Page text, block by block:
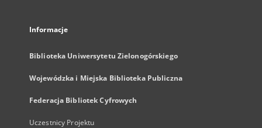
Informacje
Biblioteka Uniwersytetu Zielonogórskiego
Wojewódzka i Miejska Biblioteka Publiczna
Federacja Bibliotek Cyfrowych
Uczestnicy Projektu